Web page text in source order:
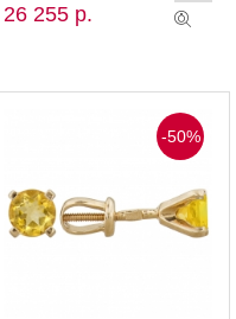
26 255 р.
-50%